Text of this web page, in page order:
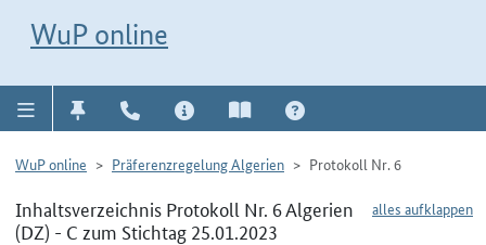
WuP online
WuP online Präferenzregelung Algerien Protokoll Nr. 6
alles aufklappen
Inhaltsverzeichnis Protokoll Nr. 6 Algerien
(DZ) - C zum Stichtag 25.01.2023